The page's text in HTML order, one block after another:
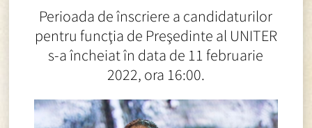
Perioada de înscriere a candidaturilor
pentru funcţia de Preşedinte al UNITER
s-a încheiat în data de 11 februarie
2022, ora 16:00.